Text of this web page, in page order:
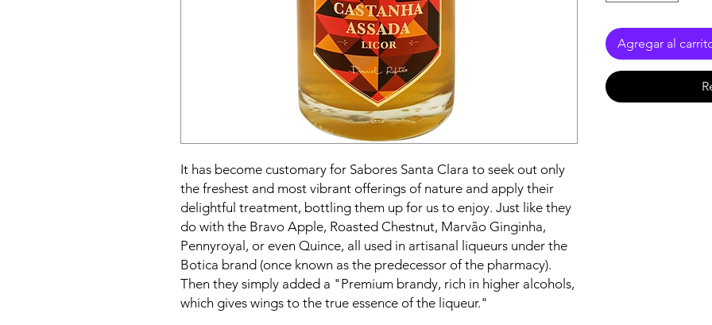
It has become customary for Sabores Santa Clara to seek out only
the freshest and most vibrant offerings of nature and apply their
delightful treatment, bottling them up for us to enjoy. Just like they
do with the Bravo Apple, Roasted Chestnut, Marvão Ginginha,
Pennyroyal, or even Quince, all used in artisanal liqueurs under the
Botica brand (once known as the predecessor of the pharmacy).
Then they simply added a "Premium brandy, rich in higher alcohols,
which gives wings to the true essence of the liqueur."
Agregar al